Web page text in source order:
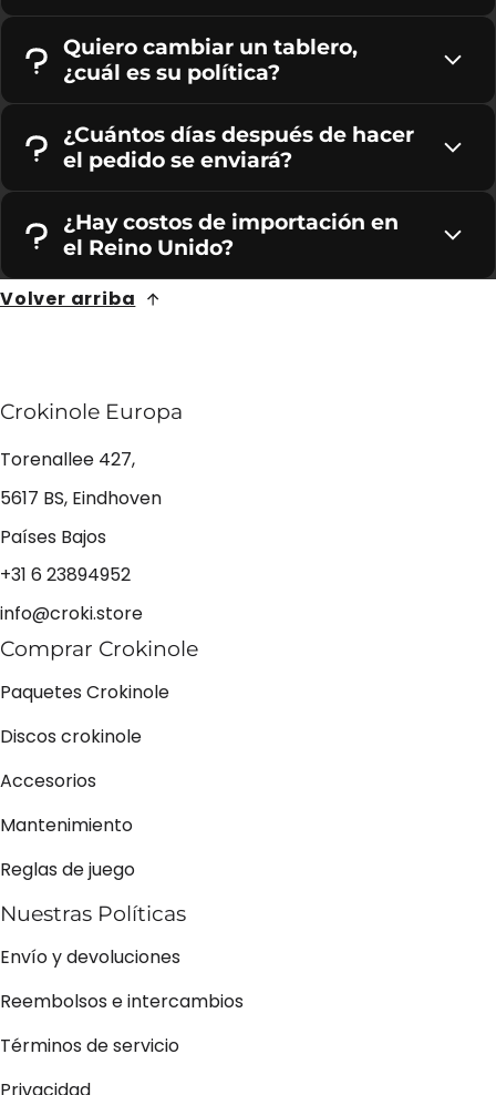
Quiero cambiar un tablero,
¿cuál es su política?
¿Cuántos días después de hacer
el pedido se enviará?
¿Hay costos de importación en
el Reino Unido?
Volver arriba
Crokinole Europa
Torenallee 427,
5617 BS, Eindhoven
Países Bajos
+31 6 23894952
info@croki.store
Comprar Crokinole
Paquetes Crokinole
Discos crokinole
Accesorios
Mantenimiento
Reglas de juego
Nuestras Políticas
Envío y devoluciones
Reembolsos e intercambios
Términos de servicio